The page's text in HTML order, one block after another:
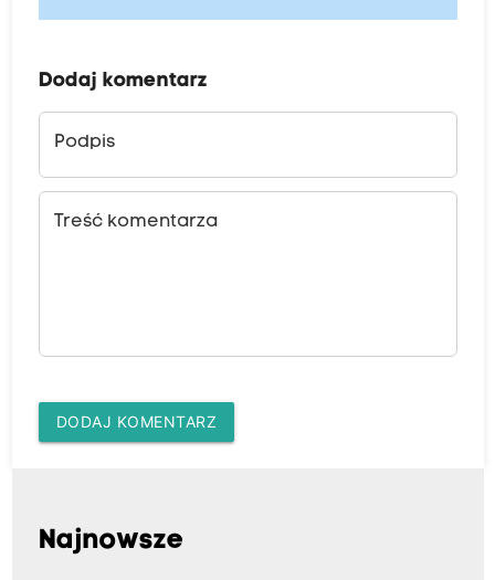
Dodaj komentarz
Podpis
Treść komentarza
DODAJ KOMENTARZ
Najnowsze